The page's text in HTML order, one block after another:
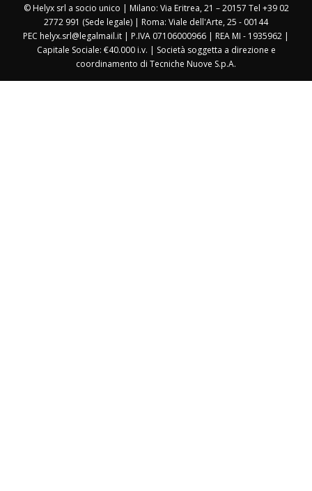
© Helyx srl a socio unico | Milano: Via Eritrea, 21 – 20157 Tel +39 02
2772 991 (Sede legale) | Roma: Viale dell'Arte, 25 - 00144
PEC helyx.srl@legalmail.it | P.IVA 07106000966 | REA MI - 1935962 |
Capitale Sociale: €40.000 i.v. | Società soggetta a direzione e
coordinamento di Tecniche Nuove S.p.A.